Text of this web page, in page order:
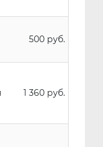
500 руб.
1 360 руб.